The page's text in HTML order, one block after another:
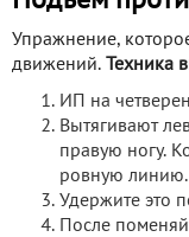
Упражнение,
движений.
Техника
ИП на
Вытягивают
правую ногу.
ровную линию.
Удержите это
После